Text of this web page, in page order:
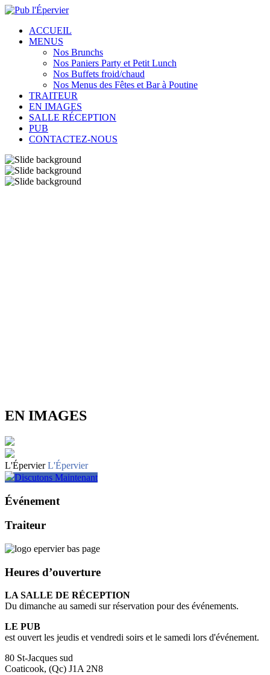
ACCUEIL
MENUS
Nos Brunchs
Nos Paniers Party et Petit Lunch
Nos Buffets froid/chaud
Nos Menus des Fêtes et Bar à Poutine
TRAITEUR
EN IMAGES
SALLE RÉCEPTION
PUB
CONTACTEZ-NOUS
EN IMAGES
L'Épervier L'Épervier
Discutons Maintenant
Événement
Traiteur
Heures d’ouverture
LA SALLE DE RÉCEPTION
Du dimanche au samedi sur réservation pour des événements.
LE PUB
est ouvert les jeudis et vendredi soirs et le samedi lors d'événement.
80 St-Jacques sud
Coaticook, (Qc) J1A 2N8